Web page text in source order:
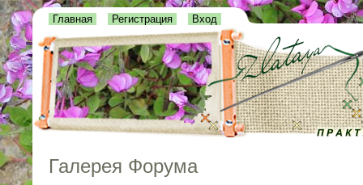
Главная Регистрация Вход
Галерея Форума